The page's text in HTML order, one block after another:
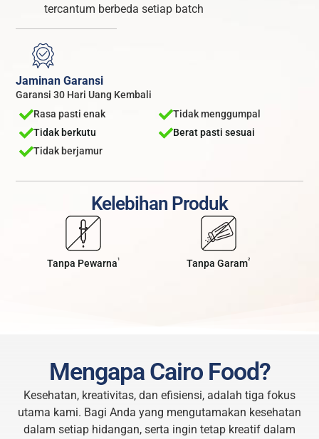
tercantum berbeda setiap batch
Jaminan Garansi
Garansi 30 Hari Uang Kembali
Rasa pasti enak
Tidak berkutu
Tidak berjamur
Tidak menggumpal
Berat pasti sesuai
Kelebihan Produk
Tanpa Pewarna ¹ Tanpa Garam²
Mengapa Cairo Food?
Kesehatan, kreativitas, dan efisiensi, adalah tiga fokus
utama kami. Bagi Anda yang mengutamakan kesehatan
dalam setiap hidangan, serta ingin tetap kreatif dalam